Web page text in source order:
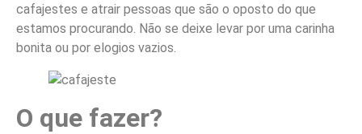
cafajestes e atrair pessoas que são o oposto do que
estamos procurando. Não se deixe levar por uma carinha
bonita ou por elogios vazios.
O que fazer?